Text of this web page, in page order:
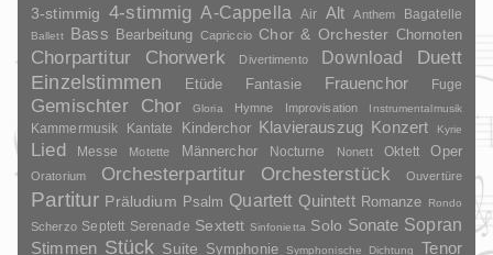
3-stimmig 4-stimmig A-Cappella Air Alt Anthem Bagatelle
Ballett Bass Bearbeitung Capriccio Chor & Orchester Chornoten
Chorpartitur Chorwerk Divertimento Download
Duett
Einzelstimmen
Etüde Fantasie Frauenchor Fuge
Gemischter Chor Gloria Hymne Improvisation Instrumentalmusik
Kammermusik Kantate Kinderchor Klavierauszug Konzert Kyrie
Lied Messe Motette Männerchor Nocturne Nonett Oktett Oper
Oratorium Orchesterpartitur Orchesterstück Ouvertüre
Partitur Präludium Psalm Quartett Quintett Romanze Rondo
Scherzo Septett Serenade Sextett Sinfonietta Solo Sonate Sopran
Stimmen Stück Suite Symphonie Symphonische Dichtung Tenor